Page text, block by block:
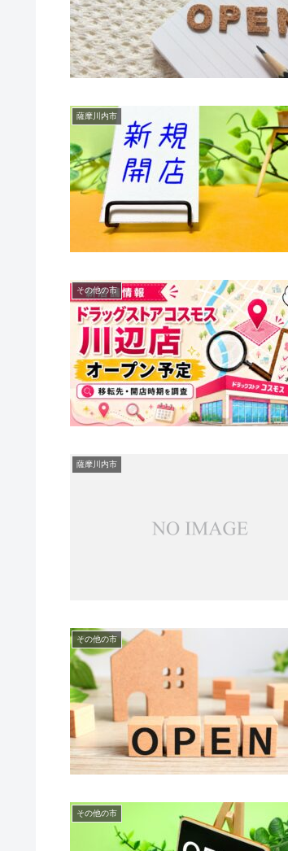
薩摩川内市
その他の市
薩摩川内市
その他の市
その他の市